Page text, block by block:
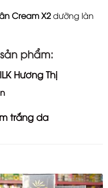
Cream X2dưỡng làn
phẩm:
Hương Thị
trắng da